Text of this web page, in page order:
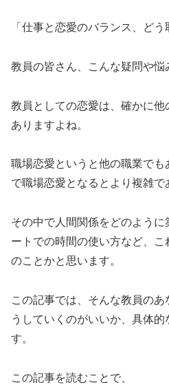
「仕事と恋愛のバランス、どう
教員の皆さん、こんな疑問や悩
教員としての恋愛は、確かに
ありますよね。
職場恋愛というと他の職業で
で職場恋愛となるとより複雑で
その中で人間関係をどのよう
ートでの時間の使い方など、
のことかと思います。
この記事では、そんな教員の
うしていくのがいいか、具体的
す。
この記事を読むことで、